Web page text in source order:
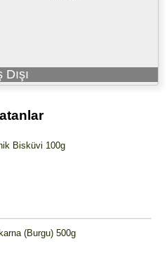
Dışı
Bisküvi 100g
(Burgu) 500g